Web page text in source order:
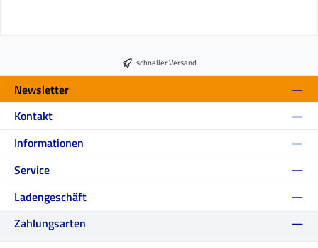
schneller Versand
Newsletter
Kontakt
Informationen
Service
Ladengeschäft
Zahlungsarten